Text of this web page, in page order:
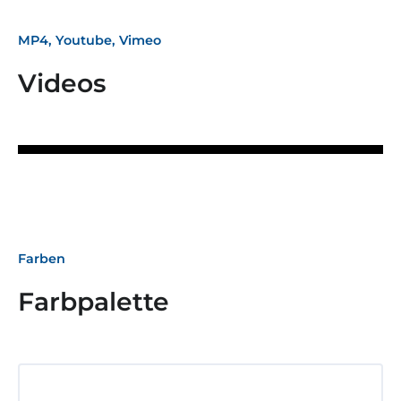
MP4, Youtube, Vimeo
Videos
Farben
Farbpalette